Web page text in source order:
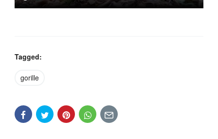
Tagged:
gorille